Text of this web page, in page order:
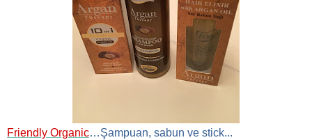
Friendly Organic…Şampuan, sabun ve stick...